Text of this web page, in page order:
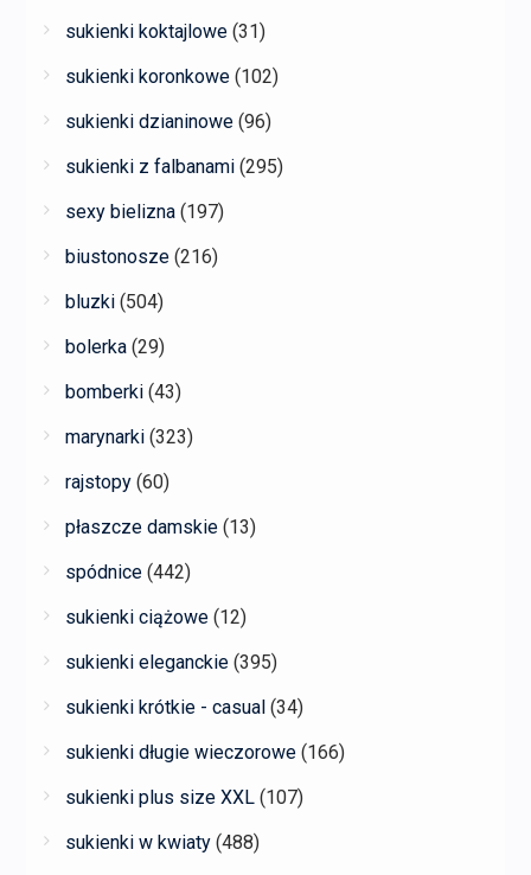
sukienki koktajlowe (31)
sukienki koronkowe (102)
sukienki dzianinowe (96)
sukienki z falbanami (295)
sexy bielizna (197)
biustonosze (216)
bluzki (504)
bolerka (29)
bomberki (43)
marynarki (323)
rajstopy (60)
płaszcze damskie (13)
spódnice (442)
sukienki ciążowe (12)
sukienki eleganckie (395)
sukienki krótkie - casual (34)
sukienki długie wieczorowe (166)
sukienki plus size XXL (107)
sukienki w kwiaty (488)